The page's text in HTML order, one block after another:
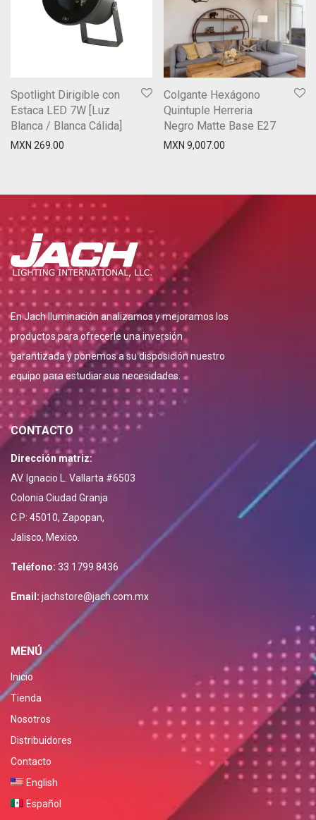
Spotlight Dirigible con
Estaca LED 7W [Luz
Blanca / Blanca Cálida]
MXN 269.00
Colgante Hexágono
Quintuple Herreria
Negro Matte Base E27
MXN 9,007.00
En Jach Iluminación analizamos y mejoramos los
productos para ofrecerle una inversión
garantizada y ponemos a su disposición nuestro
equipo para estudiar sus necesidades.
CONTACTO
Dirección matriz:
AV. Ignacio L. Vallarta #6503
Colonia Ciudad Granja
C.P: 45010, Zapopan,
Jalisco, Mexico.
Teléfono: 33 1799 8436
Email: jachstore@jach.com.mx
MENÚ
Inicio
Tienda
Nosotros
Distribuidores
Contacto
English
Español